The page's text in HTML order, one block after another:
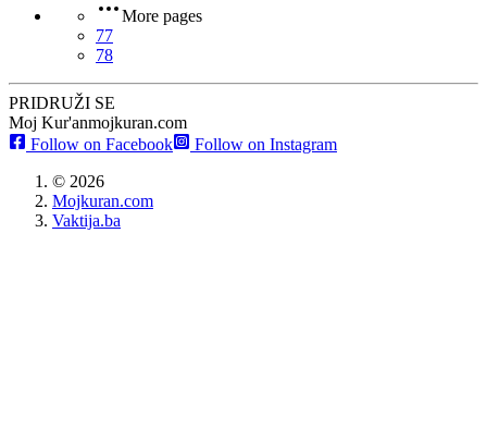
More pages
77
78
PRIDRUŽI SE
Moj Kur'anmojkuran.com
Follow on Facebook
Follow on Instagram
© 2026
Mojkuran.com
Vaktija.ba